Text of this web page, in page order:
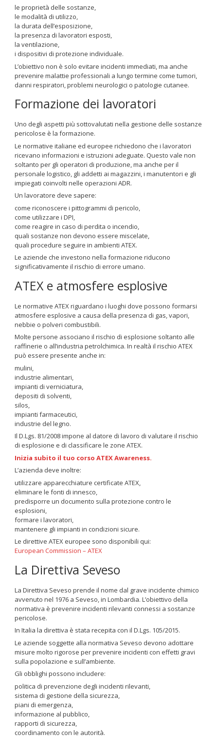
le proprietà delle sostanze,
le modalità di utilizzo,
la durata dell’esposizione,
la presenza di lavoratori esposti,
la ventilazione,
i dispositivi di protezione individuale.
L’obiettivo non è solo evitare incidenti immediati, ma anche
prevenire malattie professionali a lungo termine come tumori,
danni respiratori, problemi neurologici o patologie cutanee.
Formazione dei lavoratori
Uno degli aspetti più sottovalutati nella gestione delle sostanze
pericolose è la formazione.
Le normative italiane ed europee richiedono che i lavoratori
ricevano informazioni e istruzioni adeguate. Questo vale non
soltanto per gli operatori di produzione, ma anche per il
personale logistico, gli addetti ai magazzini, i manutentori e gli
impiegati coinvolti nelle operazioni ADR.
Un lavoratore deve sapere:
come riconoscere i pittogrammi di pericolo,
come utilizzare i DPI,
come reagire in caso di perdita o incendio,
quali sostanze non devono essere miscelate,
quali procedure seguire in ambienti ATEX.
Le aziende che investono nella formazione riducono
significativamente il rischio di errore umano.
ATEX e atmosfere esplosive
Le normative ATEX riguardano i luoghi dove possono formarsi
atmosfere esplosive a causa della presenza di gas, vapori,
nebbie o polveri combustibili.
Molte persone associano il rischio di esplosione soltanto alle
raffinerie o all’industria petrolchimica. In realtà il rischio ATEX
può essere presente anche in:
mulini,
industrie alimentari,
impianti di verniciatura,
depositi di solventi,
silos,
impianti farmaceutici,
industrie del legno.
Il D.Lgs. 81/2008 impone al datore di lavoro di valutare il rischio
di esplosione e di classificare le zone ATEX.
Inizia subito il tuo corso ATEX Awareness.
L’azienda deve inoltre:
utilizzare apparecchiature certificate ATEX,
eliminare le fonti di innesco,
predisporre un documento sulla protezione contro le
esplosioni,
formare i lavoratori,
mantenere gli impianti in condizioni sicure.
Le direttive ATEX europee sono disponibili qui:
European Commission – ATEX
La Direttiva Seveso
La Direttiva Seveso prende il nome dal grave incidente chimico
avvenuto nel 1976 a Seveso, in Lombardia. L’obiettivo della
normativa è prevenire incidenti rilevanti connessi a sostanze
pericolose.
In Italia la direttiva è stata recepita con il D.Lgs. 105/2015.
Le aziende soggette alla normativa Seveso devono adottare
misure molto rigorose per prevenire incidenti con effetti gravi
sulla popolazione e sull’ambiente.
Gli obblighi possono includere:
politica di prevenzione degli incidenti rilevanti,
sistema di gestione della sicurezza,
piani di emergenza,
informazione al pubblico,
rapporti di sicurezza,
coordinamento con le autorità.